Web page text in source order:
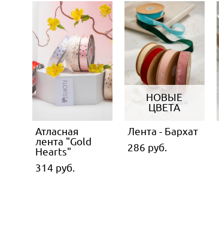
Атласная
лента "Gold
Hearts"
314 pуб.
НОВЫЕ
ЦВЕТА
Лента - Бархат
286 pуб.